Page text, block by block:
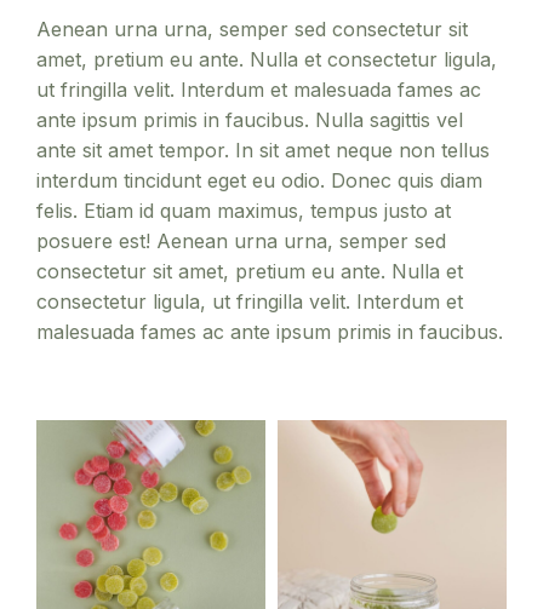
Aenean urna urna, semper sed consectetur sit
amet, pretium eu ante. Nulla et consectetur ligula,
ut fringilla velit. Interdum et malesuada fames ac
ante ipsum primis in faucibus. Nulla sagittis vel
ante sit amet tempor. In sit amet neque non tellus
interdum tincidunt eget eu odio. Donec quis diam
felis. Etiam id quam maximus, tempus justo at
posuere est! Aenean urna urna, semper sed
consectetur sit amet, pretium eu ante. Nulla et
consectetur ligula, ut fringilla velit. Interdum et
malesuada fames ac ante ipsum primis in faucibus.